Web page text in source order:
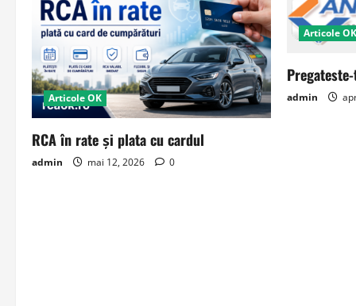
Articole OK
RCA în rate și plata cu cardul
admin mai 12, 2026 0
Articole OK
admin